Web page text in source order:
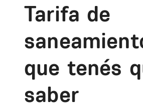
Tarifa de
que tenés
saber